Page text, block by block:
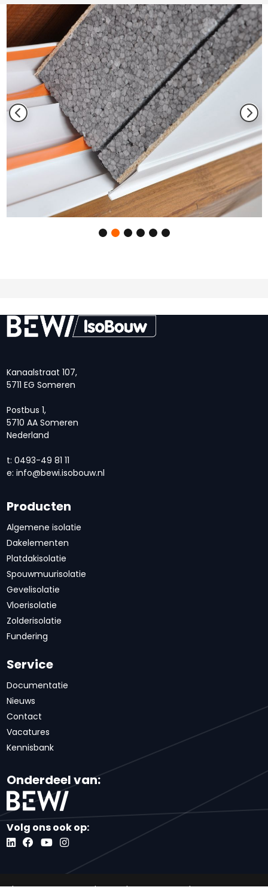
Kanaalstraat 107,
5711 EG Someren
Postbus 1,
5710 AA Someren
Nederland
t: 0493-49 81 11
e: info@bewi.isobouw.nl
Producten
Algemene isolatie
Dakelementen
Platdakisolatie
Spouwmuurisolatie
Gevelisolatie
Vloerisolatie
Zolderisolatie
Fundering
Service
Documentatie
Nieuws
Contact
Vacatures
Kennisbank
Onderdeel van:
Volg ons ook op:
Algemene voorwaarden Inkoopvoorwaarden